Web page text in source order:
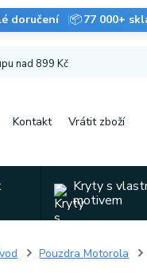
doručení 📦77 000+
nad 899 Kč
Kontakt Vrátit zboží
Kryty s
motivem
Pouzdra Motorola